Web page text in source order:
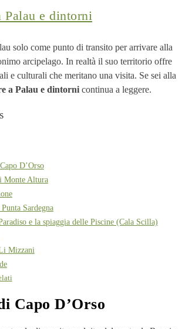
Palau e dintorni
solo come punto di transito per arrivare alla
arcipelago. In realtà il suo territorio offre
e culturali che meritano una visita. Se sei alla
a Palau e dintorni continua a leggere.
D’Orso
Monte Altura
Sardegna
e la spiaggia delle Piscine (Cala Scilla)
Mizzani
Capo D’Orso